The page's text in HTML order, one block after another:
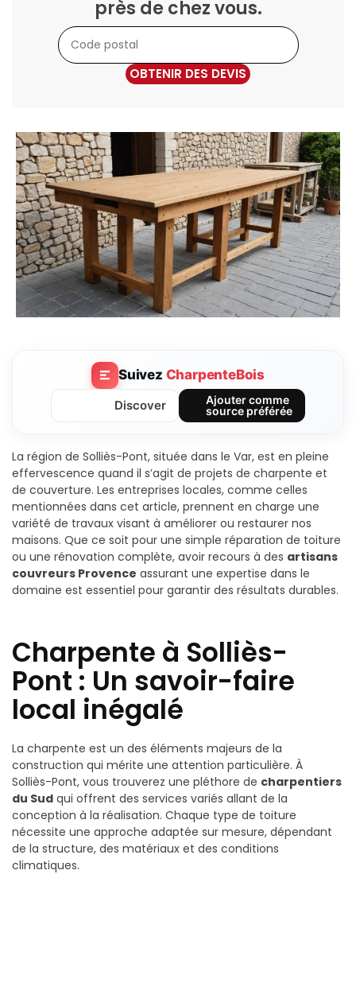
près de chez vous.
OBTENIR DES DEVIS
Suivez CharpenteBois
Discover
Ajouter comme
source préférée
La région de Solliès-Pont, située dans le Var, est en pleine
effervescence quand il s’agit de projets de charpente et
de couverture. Les entreprises locales, comme celles
mentionnées dans cet article, prennent en charge une
variété de travaux visant à améliorer ou restaurer nos
maisons. Que ce soit pour une simple réparation de toiture
ou une rénovation complète, avoir recours à des artisans
couvreurs Provence assurant une expertise dans le
domaine est essentiel pour garantir des résultats durables.
Charpente à Solliès-
Pont : Un savoir-faire
local inégalé
La charpente est un des éléments majeurs de la
construction qui mérite une attention particulière. À
Solliès-Pont, vous trouverez une pléthore de charpentiers
du Sud qui offrent des services variés allant de la
conception à la réalisation. Chaque type de toiture
nécessite une approche adaptée sur mesure, dépendant
de la structure, des matériaux et des conditions
climatiques.